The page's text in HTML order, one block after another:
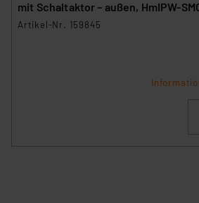
mit Schaltaktor – außen, HmIPW-
Artikel-Nr. 159845